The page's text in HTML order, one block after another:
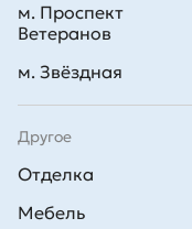
Другое
Отделка
Мебель
м. Проспект
Ветеранов
м. Звёздная